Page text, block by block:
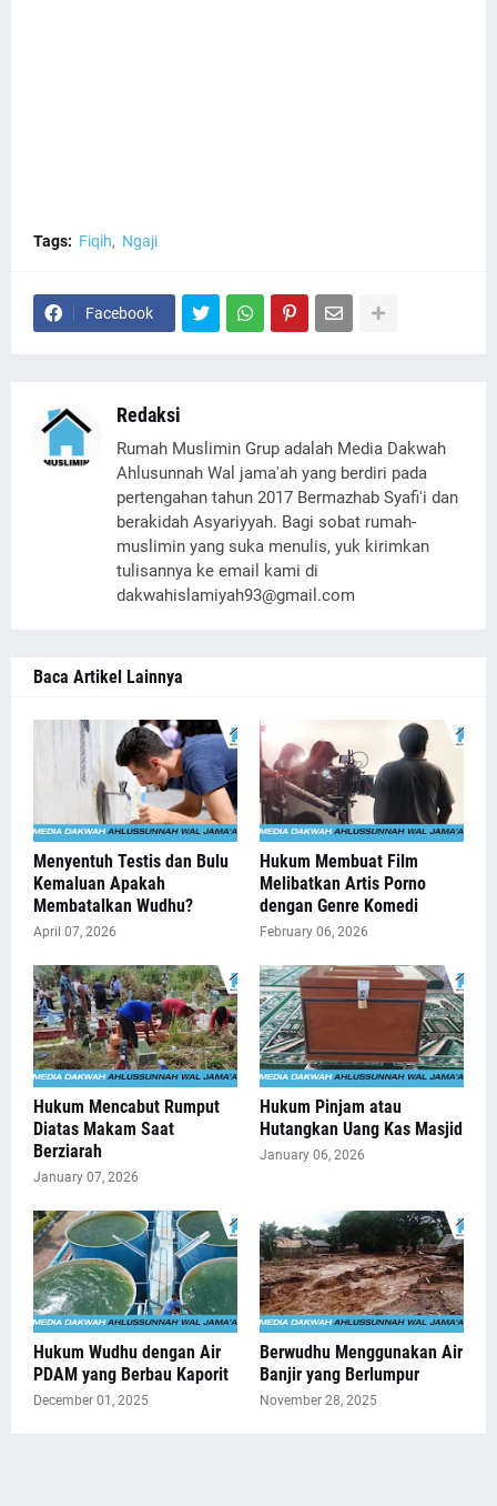
Tags: Fiqih Ngaji
Facebook
Redaksi
Rumah Muslimin Grup adalah Media Dakwah
Ahlusunnah Wal jama'ah yang berdiri pada
pertengahan tahun 2017 Bermazhab Syafi'i dan
berakidah Asyariyyah. Bagi sobat rumah-
muslimin yang suka menulis, yuk kirimkan
tulisannya ke email kami di
dakwahislamiyah93@gmail.com
Baca Artikel Lainnya
Menyentuh Testis dan Bulu
Kemaluan Apakah
Membatalkan Wudhu?
April 07, 2026
Hukum Membuat Film
Melibatkan Artis Porno
dengan Genre Komedi
February 06, 2026
Hukum Mencabut Rumput
Diatas Makam Saat
Berziarah
January 07, 2026
Hukum Pinjam atau
Hutangkan Uang Kas Masjid
January 06, 2026
Hukum Wudhu dengan Air
PDAM yang Berbau Kaporit
December 01, 2025
Berwudhu Menggunakan Air
Banjir yang Berlumpur
November 28, 2025